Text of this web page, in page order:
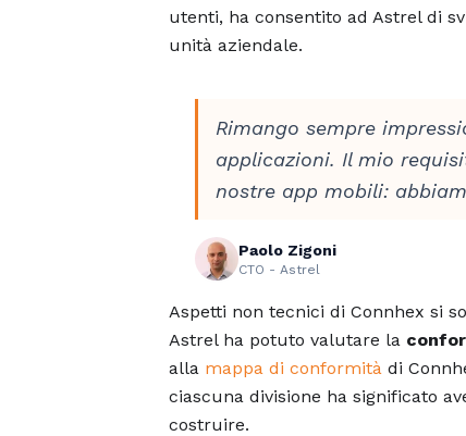
utenti, ha consentito ad Astrel di
unità aziendale.
Rimango sempre
applicazioni. Il mio
nostre app mobili:
Paolo Zigoni
CTO - Astrel
Aspetti non tecnici di Connhex si
Astrel ha potuto valutare la
alla mappa di conformità di
ciascuna divisione ha significato
costruire.